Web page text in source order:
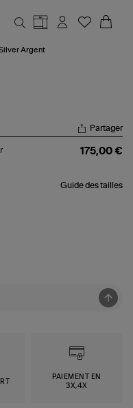
Argent
Partager
175,00 €
Guide des tailles
PAIEMENT EN
3X,4X